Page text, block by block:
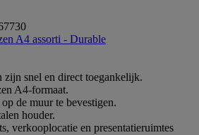
A4 assorti - Durable
zijn snel en direct toegankelijk.
A4-formaat.
de muur te bevestigen.
houder.
verkooplocatie en presentatieruimtes